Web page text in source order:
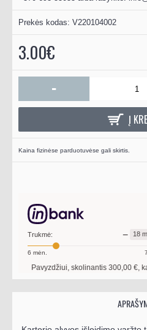
Prekės kodas: V220104002
3.00€
-
Į
Kaina fizinėse parduotuvėse gali skirtis.
Trukmė: − 18
6 mėn.
Pavyzdžiui, skolinantis300,00€, kai